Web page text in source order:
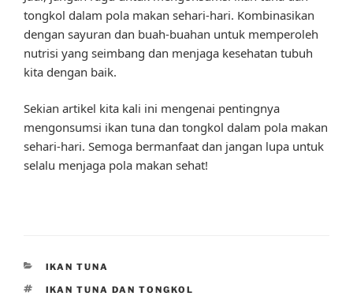
tongkol dalam pola makan sehari-hari. Kombinasikan
dengan sayuran dan buah-buahan untuk memperoleh
nutrisi yang seimbang dan menjaga kesehatan tubuh
kita dengan baik.
Sekian artikel kita kali ini mengenai pentingnya
mengonsumsi ikan tuna dan tongkol dalam pola makan
sehari-hari. Semoga bermanfaat dan jangan lupa untuk
selalu menjaga pola makan sehat!
CATEGORIES
IKAN TUNA
TAGS
IKAN TUNA DAN TONGKOL